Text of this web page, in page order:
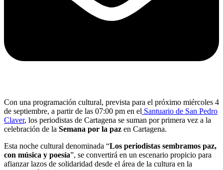
Con una programación cultural, prevista para el próximo miércoles 4
de septiembre, a partir de las 07:00 pm en el Santuario de San Pedro
Claver, los periodistas de Cartagena se suman por primera vez a la
celebración de la Semana por la paz en Cartagena.
Esta noche cultural denominada “Los periodistas sembramos paz,
con música y poesía”, se convertirá en un escenario propicio para
afianzar lazos de solidaridad desde el área de la cultura en la